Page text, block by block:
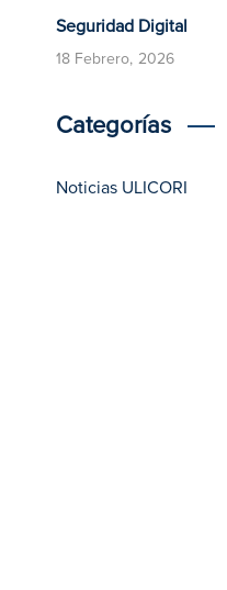
​​Seguridad Digital​
18 Febrero, 2026
Categorías
Noticias ULICORI